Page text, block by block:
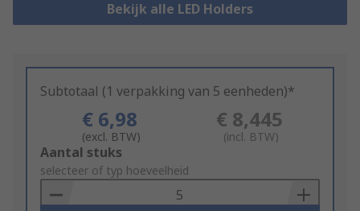
Bekijk alle LED Holders
Subtotaal (1 verpakking van 5 eenheden)*
€ 6,98
(excl. BTW)
€ 8,445
(incl. BTW)
Add
to
Basket
Aantal stuks
selecteer of typ hoeveelheid